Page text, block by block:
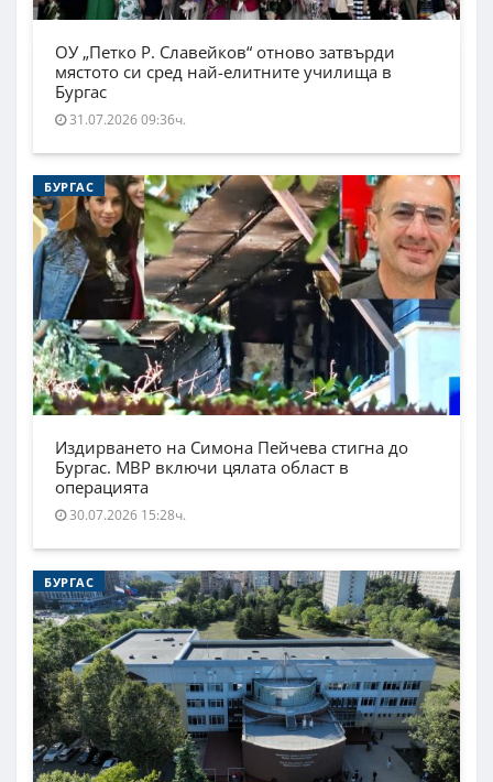
ОУ „Петко Р. Славейков“ отново затвърди
мястото си сред най-елитните училища в
Бургас
31.07.2026 09:36ч.
БУРГАС
Издирването на Симона Пейчева стигна до
Бургас. МВР включи цялата област в
операцията
30.07.2026 15:28ч.
БУРГАС